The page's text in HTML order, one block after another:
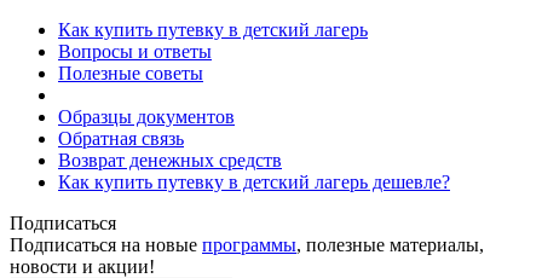
Как купить путевку в детский лагерь
Вопросы и ответы
Полезные советы
Образцы документов
Обратная связь
Возврат денежных средств
Как купить путевку в детский лагерь дешевле?
Подписаться
Подписаться на новые программы, полезные материалы,
новости и акции!